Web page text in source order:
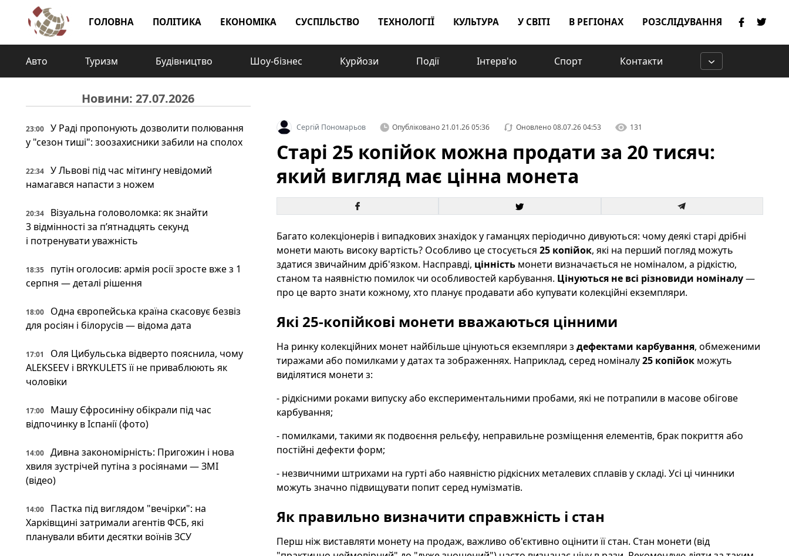
ГОЛОВНА ПОЛІТИКА ЕКОНОМІКА СУСПІЛЬСТВО ТЕХНОЛОГІЇ КУЛЬТУРА У СВІТІ В РЕГІОНАХ РОЗСЛІДУВАННЯ
Авто Туризм Будівництво Шоу-бізнес Курйози Події Інтерв'ю Спорт Контакти
Новини: 27.07.2026
23:00
У Раді пропонують дозволити полювання
у "сезон тиші": зоозахисники забили на сполох
22:34
У Львові під час мітингу невідомий
намагався напасти з ножем
20:34
Візуальна головоломка: як знайти
3 відмінності за п’ятнадцять секунд
і потренувати уважність
18:35
путін оголосив: армія росії зросте вже з 1
серпня — деталі рішення
18:00
Одна європейська країна скасовує безвіз
для росіян і білорусів — відома дата
17:01
Оля Цибульська відверто пояснила, чому
ALEKSEEV і BRYKULETS її не приваблюють як
чоловіки
17:00
Машу Єфросиніну обікрали під час
відпочинку в Іспанії (фото)
14:00
Дивна закономірність: Пригожин і нова
хвиля зустрічей путіна з росіянами — ЗМІ
(відео)
14:00
Пастка під виглядом "вечірки": на
Харківщині затримали агентів ФСБ, які
планували вбити десятки воїнів ЗСУ
Сергій Пономарьов Опубліковано21.01.26 05:36 Оновлено08.07.26 04:53 131
Старі 25 копійок можна продати за 20 тисяч:
який вигляд має цінна монета
Багато колекціонерів і випадкових знахідок у гаманцях періодично дивуються: чому деякі старі дрібні
монети мають високу вартість? Особливо це стосується 25 копійок, які на перший погляд можуть
здатися звичайним дріб'язком. Насправді, цінністьмонети визначається не номіналом, а рідкістю,
станом та наявністю помилок чи особливостей карбування. Цінуються не всі різновиди номіналу—
про це варто знати кожному, хто планує продавати або купувати колекційні екземпляри.
Які 25-копійкові монети вважаються цінними
На ринку колекційних монет найбільше цінуються екземпляри з дефектами карбування, обмеженими
тиражами або помилками у датах та зображеннях. Наприклад, серед номіналу25 копійокможуть
виділятися монети з:
- рідкісними роками випуску або експериментальними пробами, які не потрапили в масове обігове
карбування;
- помилками, такими як подвоєння рельєфу, неправильне розміщення елементів, брак покриття або
постійні дефекти форм;
- незвичними штрихами на гурті або наявністю рідкісних металевих сплавів у складі. Усі ці чинники
можуть значно підвищувати попит серед нумізматів.
Як правильно визначити справжність і стан
Перш ніж виставляти монету на продаж, важливо об'єктивно оцінити її стан. Стан монети (від